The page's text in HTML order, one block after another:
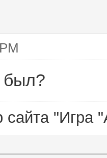
был?
сайта "Игра